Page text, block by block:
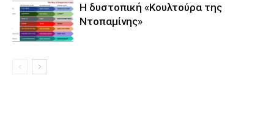
Η δυστοπική «Κουλτούρα της
Ντοπαμίνης»